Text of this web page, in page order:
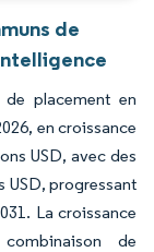
de
placement en
en croissance
USD, avec des
USD, progressant
La croissance
de